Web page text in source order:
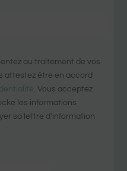
au traitement de vos
attestez être en accord
. Vous acceptez
les informations
sa lettre d'information